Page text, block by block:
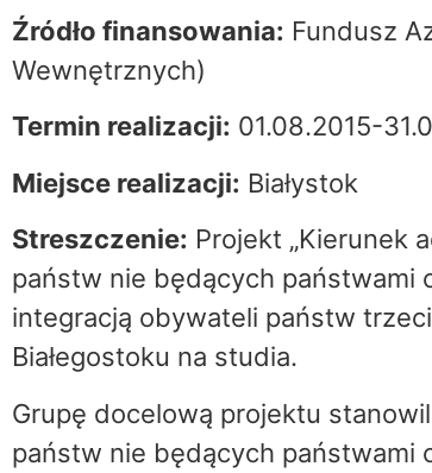
Źródło finansowania: Fundusz
Wewnętrznych)
Termin realizacji: 01.08.2015-
Miejsce realizacji: Białystok
Streszczenie: Projekt „Kierunek
państw nie będących państwami
integracją obywateli państw
Białegostoku na studia.
Grupę docelową projektu
państw nie będących państwami